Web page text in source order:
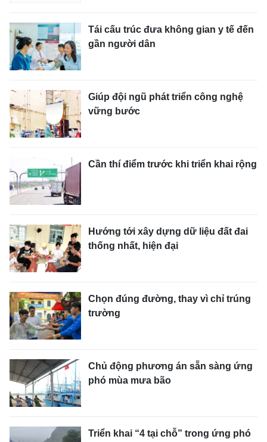
Tái cấu trúc đưa không gian y tế đến
gần người dân
Giúp đội ngũ phát triển công nghệ
vững bước
Cần thí điểm trước khi triển khai rộng
Hướng tới xây dựng dữ liệu đất đai
thống nhất, hiện đại
Chọn đúng đường, thay vì chỉ trúng
trường
Chủ động phương án sẵn sàng ứng
phó mùa mưa bão
Triển khai “4 tại chỗ” trong ứng phó